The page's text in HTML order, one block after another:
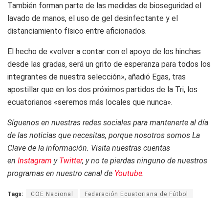
También forman parte de las medidas de bioseguridad el
lavado de manos, el uso de gel desinfectante y el
distanciamiento físico entre aficionados.
El hecho de «volver a contar con el apoyo de los hinchas
desde las gradas, será un grito de esperanza para todos los
integrantes de nuestra selección», añadió Egas, tras
apostillar que en los dos próximos partidos de la Tri, los
ecuatorianos «seremos más locales que nunca».
Síguenos en nuestras redes sociales para mantenerte al día
de las noticias que necesitas, porque nosotros somos La
Clave de la información. Visita nuestras cuentas
en Instagram y Twitter, y no te pierdas ninguno de nuestros
programas en nuestro canal de Youtube.
Tags: COE Nacional Federación Ecuatoriana de Fútbol